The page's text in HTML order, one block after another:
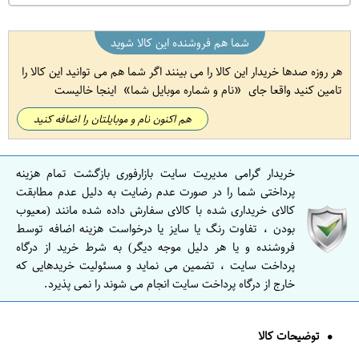
شما هم فروشنده این کالا شوید
هر روزه صدها خریدار این کالا را می بینند اگر شما هم می توانید این کالا را
تامین کنید واقعا جای
نام و شماره موبایل شما اینجا خالیست
هم اکنون نام و موبایلتان را اضافه کنید
خریدار گرامی مدیریت سایت بازارفوری بازگشت تمام هزینه
پرداختی شما را در صورت عدم رضایت به دلیل عدم مطابقت
کالای خریداری شده با کالای سفارش داده شده مانند (معیوب
بودن ، تفاوت رنگ یا سایز یا درخواست هزینه اضافه توسط
فروشنده و یا هر دلیل موجه دیگر) به شرط خرید از درگاه
پرداخت سایت ، تضمین می نماید و مسئولیت خریدهایی که
خارج از درگاه پرداخت سایت انجام می شوند را نمی پذیرد.
توضیحات کالا